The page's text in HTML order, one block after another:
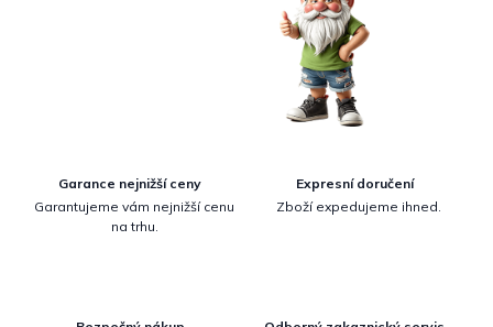
Garance nejnižší ceny
Garantujeme vám nejnižší cenu
na trhu.
Expresní doručení
Zboží expedujeme ihned.